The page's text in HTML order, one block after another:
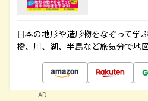
日本の地形や造形物をなぞって学
橋、川、湖、半島など旅気分で地
AD